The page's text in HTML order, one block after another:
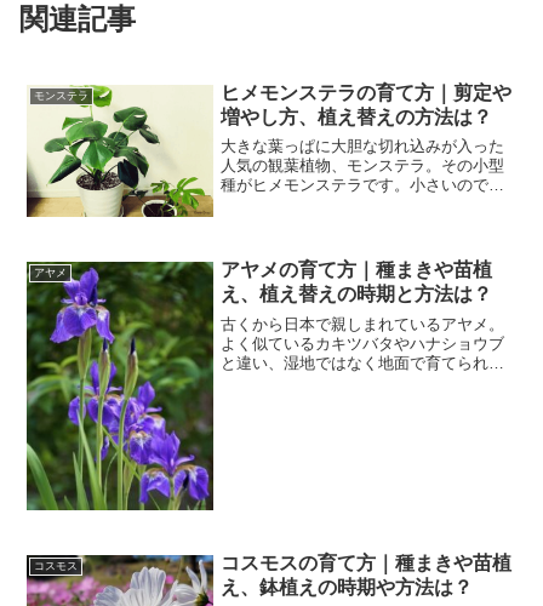
関連記事
モンステラ
ヒメモンステラの育て方｜剪定や
増やし方、植え替えの方法は？
大きな葉っぱに大胆な切れ込みが入った
人気の観葉植物、モンステラ。その小型
種がヒメモンステラです。小さいのでス
ンステラの育て方や挿し木...
アヤメ
アヤメの育て方｜種まきや苗植
え、植え替えの時期と方法は？
古くから日本で親しまれているアヤメ。
よく似ているカキツバタやハナショウブ
と違い、湿地ではなく地面で育てられる
コスモス
コスモスの育て方｜種まきや苗植
え、鉢植えの時期や方法は？